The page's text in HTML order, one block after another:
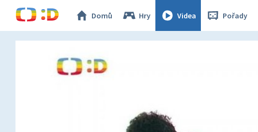
Domů Hry Videa Pořady